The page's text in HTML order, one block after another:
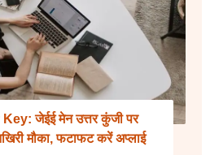
जेईई मेन उत्तर कुंजी पर
मौका, फटाफट करें अप्लाई